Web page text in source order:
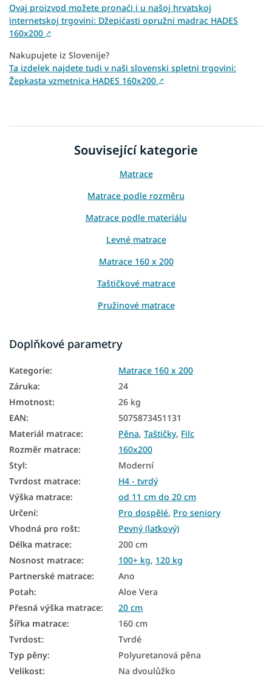
Ovaj proizvod možete pronaći i u našoj hrvatskoj
internetskoj trgovini: Džepićasti opružni madrac HADES
160x200 ↗
Nakupujete iz Slovenije?
Ta izdelek najdete tudi v naši slovenski spletni trgovini:
Žepkasta vzmetnica HADES 160x200 ↗
Související kategorie
Matrace
Matrace podle rozměru
Matrace podle materiálu
Levné matrace
Matrace 160 x 200
Taštičkové matrace
Pružinové matrace
Matrace podle nosnosti
Matrace Aloe Vera
Matrace z PUR pěny
Přírodní matrace
Podlahové matrace
Matrace podle tvrdosti
Tvrdé matrace
Manželské matrace
Antialergické matrace
Taštičkové matrace 160x200
Pružinové matrace 160x200
Matrace Aloe Vera 160x200
Levné matrace 160x200
Matrace tvrdost H4
Doplňkové parametry
Kategorie:
Matrace 160 x 200
Záruka:
24
Hmotnost:
26 kg
EAN:
5075873451131
Materiál matrace: Pěna, Taštičky, Filc
Rozměr matrace:
160x200
Styl:
Moderní
Tvrdost matrace:
H4 - tvrdý
Výška matrace:
od 11 cm do 20 cm
Určení: Pro dospělé, Pro seniory
Vhodná pro rošt:
Pevný (laťkový)
Délka matrace:
200 cm
Nosnost matrace: 100+ kg, 120 kg
Partnerské matrace:
Ano
Potah:
Aloe Vera
Přesná výška matrace:
20 cm
Šířka matrace:
160 cm
Tvrdost:
Tvrdé
Typ pěny:
Polyuretanová pěna
Velikost: Na dvoulůžko